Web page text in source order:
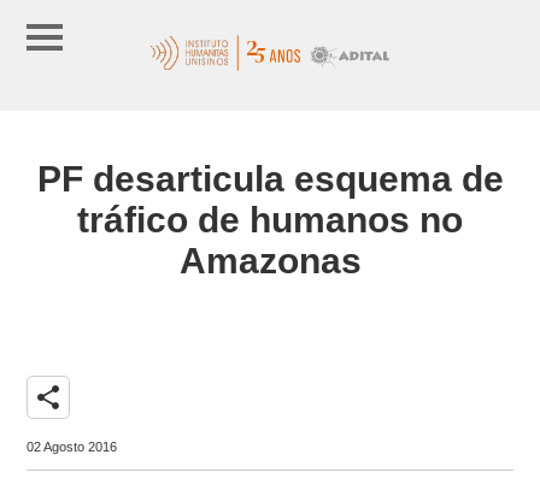
PF desarticula esquema de
tráfico de humanos no
Amazonas
share
02 Agosto 2016